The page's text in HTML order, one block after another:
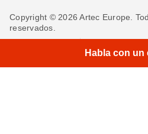
Copyright © 2026 Artec Europe.
reservados.
Política de privacidad
Política de
Habla con un